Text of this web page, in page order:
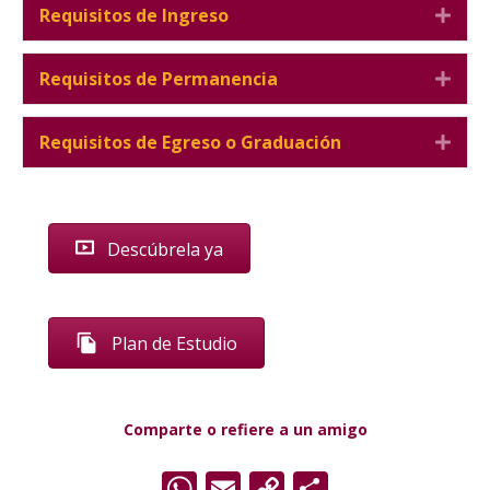
Requisitos de Ingreso
Requisitos de Permanencia
Requisitos de Egreso o Graduación
Descúbrela ya
Plan de Estudio
Comparte o refiere a un amigo